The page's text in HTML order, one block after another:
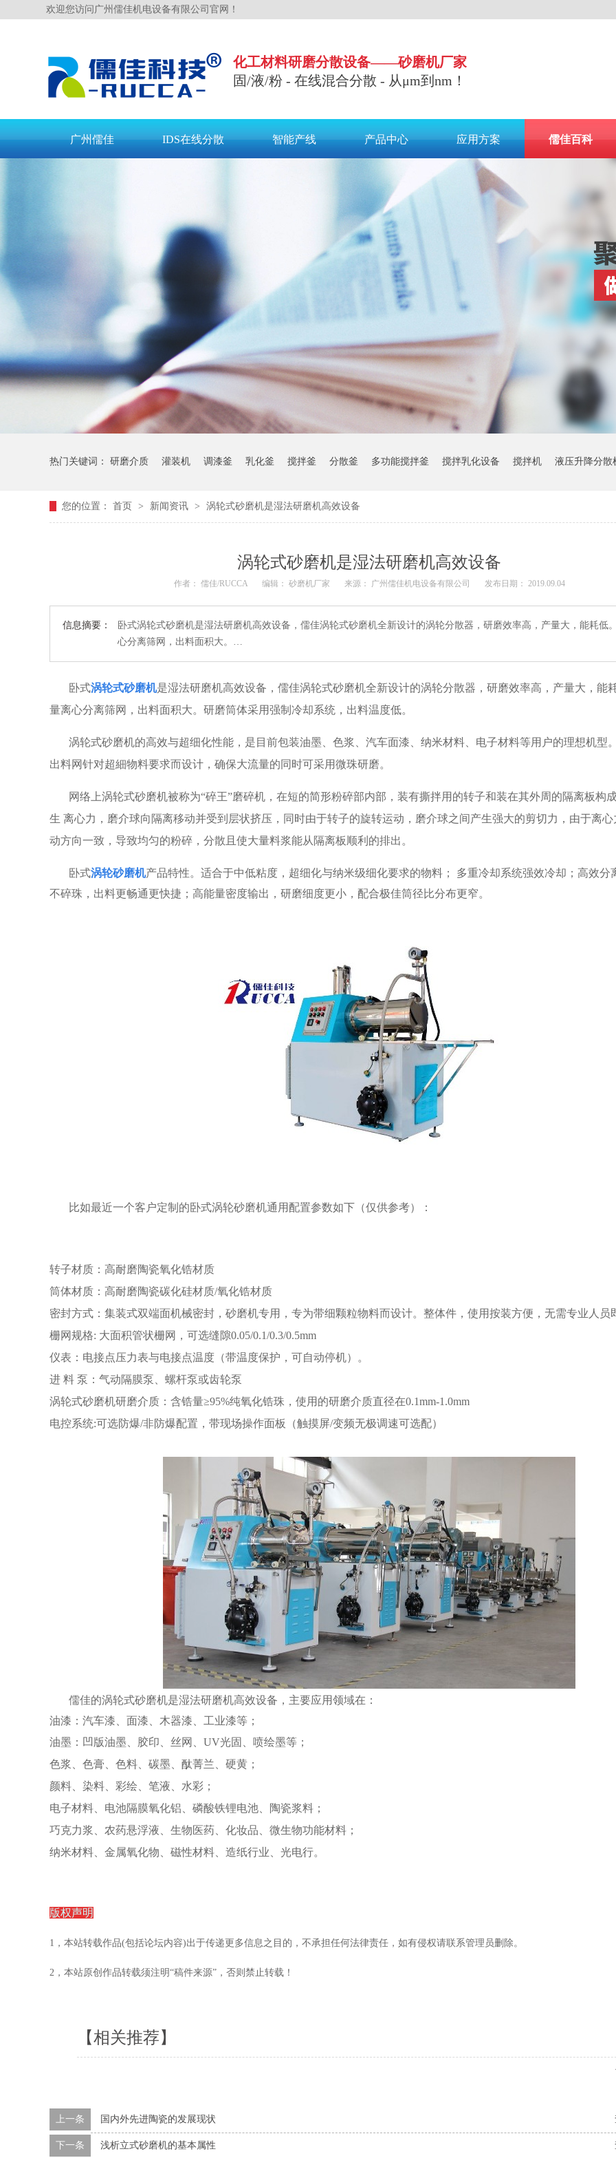
欢迎您访问广州儒佳机电设备有限公司官网！
化工材料研磨分散设备——砂磨机厂家
固/液/粉 - 在线混合分散 - 从μm到nm！
广州儒佳 IDS在线分散 智能产线 产品中心 应用方案 儒佳百科
热门关键词： 研磨介质 灌装机 调漆釜 乳化釜 搅拌釜 分散釜 多功能搅拌釜 搅拌乳化设备 搅拌机 液压升降分散
您的位置： 首页 > 新闻资讯 > 涡轮式砂磨机是湿法研磨机高效设备
涡轮式砂磨机是湿法研磨机高效设备
作者： 儒佳/RUCCA 编辑： 砂磨机厂家 来源： 广州儒佳机电设备有限公司 发布日期： 2019.09.04
信息摘要：
卧式涡轮式砂磨机是湿法研磨机高效设备，儒佳涡轮式砂磨机全新设计的涡轮分散器，研磨效率高，产量大，能耗低
心分离筛网，出料面积大。…
卧式涡轮式砂磨机是湿法研磨机高效设备，儒佳涡轮式砂磨机全新设计的涡轮分散器，研磨效率高，产量大，能
量离心分离筛网，出料面积大。研磨筒体采用强制冷却系统，出料温度低。
涡轮式砂磨机的高效与超细化性能，是目前包装油墨、色浆、汽车面漆、纳米材料、电子材料等用户的理想机型
出料网针对超細物料要求而设计，确保大流量的同时可采用微珠研磨。
网络上涡轮式砂磨机被称为“碎王”磨碎机，在短的简形粉碎部内部，装有撕拌用的转子和装在其外周的隔离板构
生 离心力 ，磨介球向隔离移动并受到层状挤压，同时由于转子的旋转运动，磨介球之间产生强大的剪切力，由于离
动方向一致，导致均匀的粉碎，分散且使大量料浆能从隔离板顺利的排出。
卧式涡轮砂磨机产品特性。 适合于中低粘度，超细化与纳米级细化要求的物料； 多重冷却系统强效冷却； 高效分
不碎珠，出料更畅通更快捷； 高能量密度输出，研磨细度更小， 配合极佳筒径比分布更窄。
比如最近一个客户定制的卧式涡轮砂磨机通用配置参数如下（仅供参考）：
转子材质：高耐磨陶瓷氧化锆材质
筒体材质：高耐磨陶瓷碳化硅材质/氧化锆材质
密封方式：集装式双端面机械密封，砂磨机专用，专为带细颗粒物料而设计。整体件，使用按装方便，无需专业人员
栅网规格: 大面积管状栅网，可选缝隙0.05/0.1/0.3/0.5mm
仪表：电接点压力表与电接点温度（带温度保护，可自动停机）。
进 料 泵：气动隔膜泵、螺杆泵或齿轮泵
涡轮式砂磨机研磨介质：含锆量≥95%纯氧化锆珠，使用的研磨介质直径在0.1mm-1.0mm
电控系统:可选防爆/非防爆配置，带现场操作面板（触摸屏/变频无极调速可选配）
儒佳的涡轮式砂磨机是湿法研磨机高效设备，主要应用领域在：
油漆：汽车漆、面漆、木器漆、工业漆等；
油墨：凹版油墨、胶印、丝网、UV光固、喷绘墨等；
色浆、色膏、色料、碳墨、酞菁兰、硬黄；
颜料、染料、彩绘、笔液、水彩；
电子材料、电池隔膜氧化铝、磷酸铁锂电池、陶瓷浆料；
巧克力浆、农药悬浮液、生物医药、化妆品、微生物功能材料；
纳米材料、金属氧化物、磁性材料、造纸行业、光电行。
版权声明
1，本站转载作品(包括论坛内容)出于传递更多信息之目的，不承担任何法律责任，如有侵权请联系管理员删除。
2，本站原创作品转载须注明“稿件来源”，否则禁止转载！
【相关推荐】
上一条 国内外先进陶瓷的发展现状
下一条 浅析立式砂磨机的基本属性